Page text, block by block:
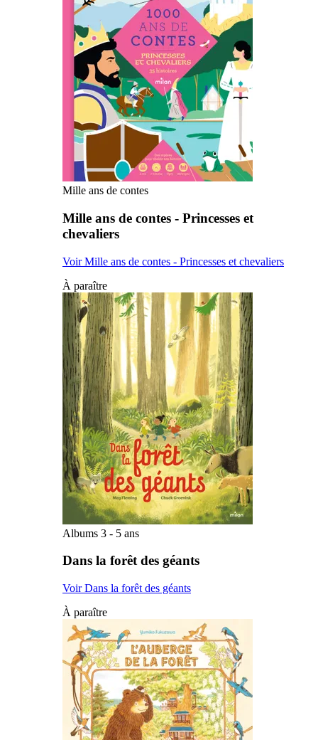
Mille ans de contes
Mille ans de contes - Princesses et
chevaliers
Voir Mille ans de contes - Princesses et chevaliers
À paraître
Albums 3 - 5 ans
Dans la forêt des géants
Voir Dans la forêt des géants
À paraître